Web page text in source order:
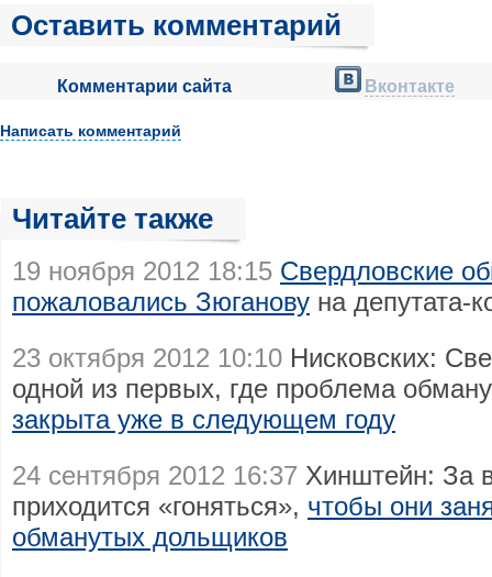
Оставить комментарий
Комментарии сайта Вконтакте
Написать комментарий
Читайте также
19 ноября 2012 18:15 Свердловские
пожаловались Зюганову на депутата-
23 октября 2012 10:10 Нисковских:
одной из первых, где проблема
закрыта уже в следующем году
24 сентября 2012 16:37 Хинштейн: За
приходится «гоняться», чтобы они
обманутых дольщиков